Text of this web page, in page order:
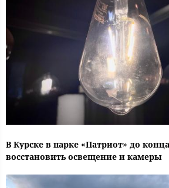
В Курске в парке «Патриот» до
восстановить освещение и камеры